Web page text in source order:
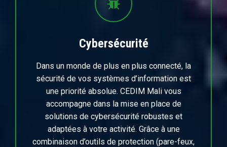
Cybersécurité
Dans un monde de plus en plus connecté, la
sécurité de vos systèmes d’information est
une priorité absolue. CEDIM Mali vous
accompagne dans la mise en place de
solutions de cybersécurité robustes et
adaptées à votre activité. Grâce à une
combinaison d’outils de protection (pare-feux,